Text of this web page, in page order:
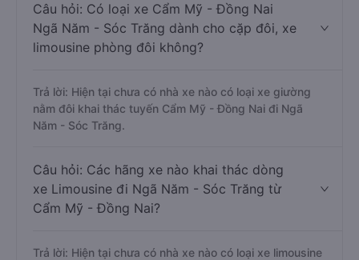
Câu hỏi: Có loại xe Cẩm Mỹ - Đồng Nai
Ngã Năm - Sóc Trăng dành cho cặp đôi, xe
limousine phòng đôi không?
Trả lời: Hiện tại chưa có nhà xe nào có loại xe giường
nằm đôi khai thác tuyến Cẩm Mỹ - Đồng Nai đi Ngã
Năm - Sóc Trăng.
Câu hỏi: Các hãng xe nào khai thác dòng
xe Limousine đi Ngã Năm - Sóc Trăng từ
Cẩm Mỹ - Đồng Nai?
Trả lời: Hiện tại chưa có nhà xe nào có loại xe limousine